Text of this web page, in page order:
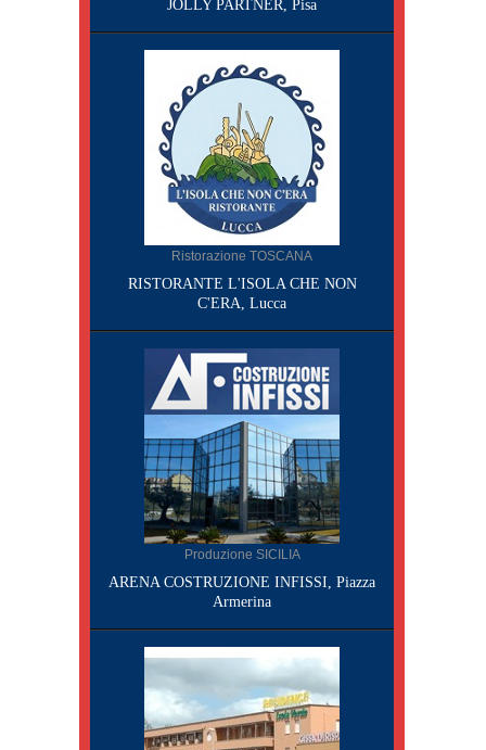
JOLLY PARTNER, Pisa
Ristorazione TOSCANA
RISTORANTE L'ISOLA CHE NON
C'ERA, Lucca
Produzione SICILIA
ARENA COSTRUZIONE INFISSI, Piazza
Armerina